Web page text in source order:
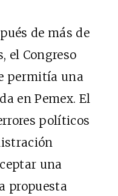
de más de
el Congreso
permitía una
en Pemex. El
políticos
una
propuesta